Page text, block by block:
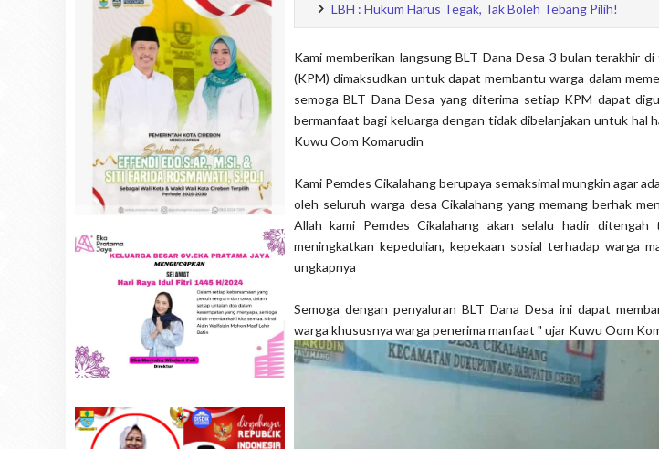
LBH : Hukum Harus Tegak, Tak Boleh Tebang Pilih!
Kami memberikan langsung BLT Dana Desa 3 bulan terakhir
(KPM) dimaksudkan untuk dapat membantu warga dalam
semoga BLT Dana Desa yang diterima setiap KPM dapat
bermanfaat bagi keluarga dengan tidak dibelanjakan untuk hal
Kuwu Oom Komarudin
Kami Pemdes Cikalahang berupaya semaksimal mungkin agar
oleh seluruh warga desa Cikalahang yang memang berhak
Allah kami Pemdes Cikalahang akan selalu hadir
meningkatkan kepedulian, kepekaan sosial terhadap warga
ungkapnya
Semoga dengan penyaluran BLT Dana Desa ini dapat
warga khususnya warga penerima manfaat " ujar Kuwu Oom